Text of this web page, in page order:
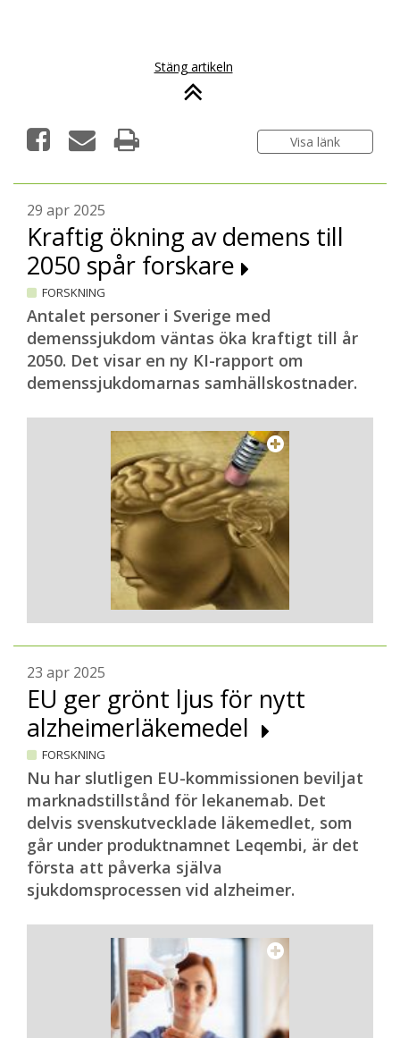
Stäng artikeln
Visa länk
29 apr 2025
Kraftig ökning av demens till
2050 spår forskare
FORSKNING
Antalet personer i Sverige med
demenssjukdom väntas öka kraftigt till år
2050. Det visar en ny KI-rapport om
demenssjukdomarnas samhällskostnader.
23 apr 2025
EU ger grönt ljus för nytt
alzheimerläkemedel
FORSKNING
Nu har slutligen EU-kommissionen beviljat
marknadstillstånd för lekanemab. Det
delvis svenskutvecklade läkemedlet, som
går under produktnamnet Leqembi, är det
första att påverka själva
sjukdomsprocessen vid alzheimer.